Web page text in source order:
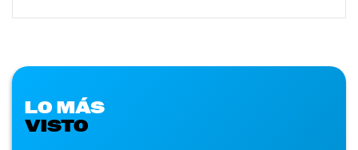
LO MÁS
VISTO